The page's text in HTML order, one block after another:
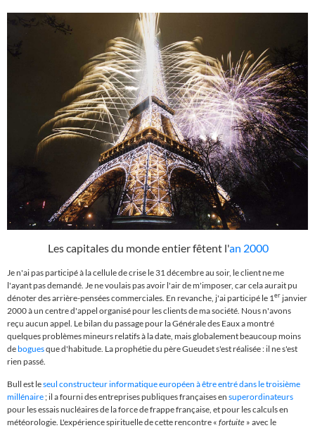
Les capitales du monde entier fêtent l'an 2000
Je n'ai pas participé à la cellule de crise le 31 décembre au soir, le client ne me
l'ayant pas demandé. Je ne voulais pas avoir l'air de m'imposer, car cela aurait pu
dénoter des arrière-pensées commerciales. En revanche, j'ai participé le 1er janvier
2000 à un centre d'appel organisé pour les clients de ma société. Nous n'avons
reçu aucun appel. Le bilan du passage pour la Générale des Eaux a montré
quelques problèmes mineurs relatifs à la date, mais globalement beaucoup moins
deboguesque d'habitude. L a prophétie du père Gueudet s'est réalisée : il ne s'est
rien passé.
Bull est leseul constructeur informatique européen à être entré dans le troisième
millénaire; il a fourni des entreprises publiques françaises en superordinateurs
pour les essais nucléaires de la force de frappe française, et pour les calculs en
météorologie. L'expérience spirituelle de cette rencontre « fortuite » avec le